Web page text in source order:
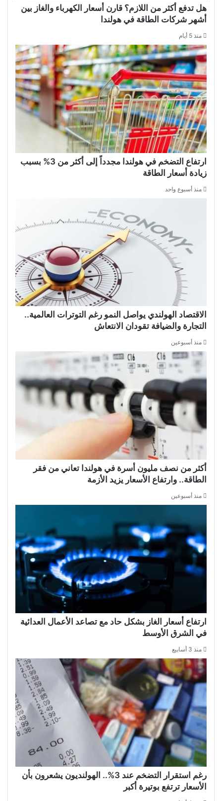
هل تدفع أكثر من اللازم؟ قارن أسعار الكهرباء والغاز بين
أشهر شركات الطاقة في هولندا
منذ 5 أيام
ارتفاع التضخم في هولندا مجدداً إلى أكثر من 3% بسبب
زيادة أسعار الطاقة
منذ أسبوع واحد
الاقتصاد الهولندي يواصل النمو رغم التوترات العالمية..
التجارة والضيافة تقودان الانتعاش
منذ أسبوعين
أكثر من نصف مليون أسرة في هولندا تعاني من فقر
الطاقة.. وارتفاع الأسعار يزيد الأزمة
منذ أسبوعين
ارتفاع أسعار الغاز بشكل حاد مع تصاعد الأعمال العدائية
في الشرق الأوسط
منذ 3 أسابيع
رغم استقرار التضخم عند 3%.. الهولنديون يشعرون بأن
الأسعار ترتفع بوتيرة أكبر